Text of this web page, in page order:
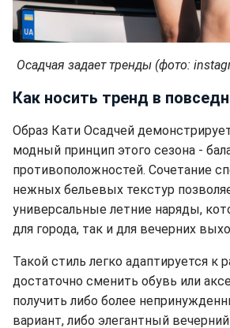
Осадчая задает тренды (фото:
Как носить тренд в
Образ Кати Осадчей
модный принцип этого сезона -
противоположностей. Сочетание
нежных бельевых текстур
универсальные летние наряды,
для города, так и для вечерних
Такой стиль легко адаптируется к
достаточно сменить обувь или
получить либо более
вариант, либо элегантный